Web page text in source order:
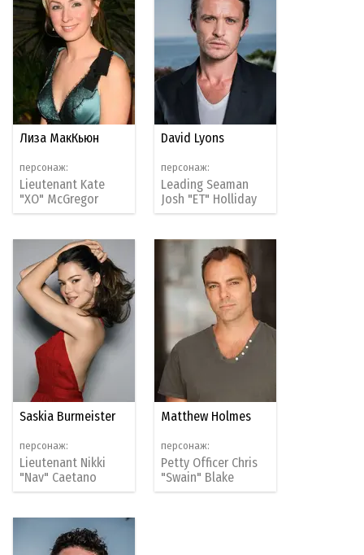
Лиза МакКьюн
персонаж:
Lieutenant Kate
"XO" McGregor
David Lyons
персонаж:
Leading Seaman
Josh "ET" Holliday
Saskia Burmeister
персонаж:
Lieutenant Nikki
"Nav" Caetano
Matthew Holmes
персонаж:
Petty Officer Chris
"Swain" Blake